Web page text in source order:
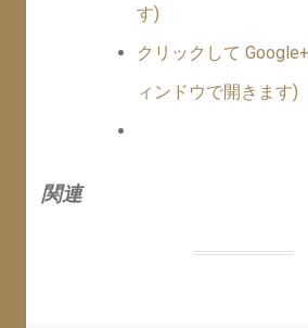
す)
クリックして
ィンドウで開きます)
関連